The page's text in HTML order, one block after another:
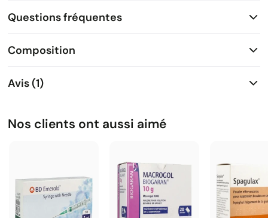
Questions fréquentes
Composition
Avis (1)
Nos clients ont aussi aimé